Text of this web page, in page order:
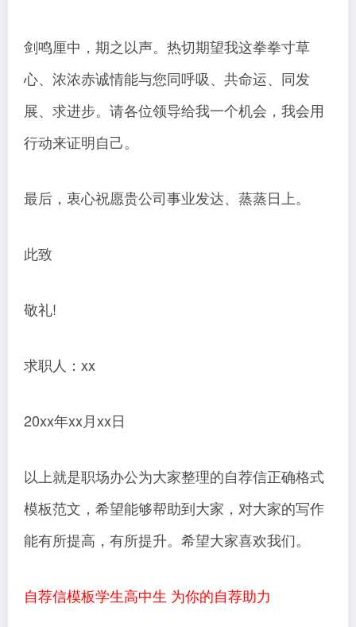
剑鸣厘中，期之以声。热切期望我这拳拳寸草
心、浓浓赤诚情能与您同呼吸、共命运、同发
展、求进步。请各位领导给我一个机会，我会用
行动来证明自己。
最后，衷心祝愿贵公司事业发达、蒸蒸日上。
此致
敬礼!
求职人：xx
20xx年xx月xx日
以上就是职场办公为大家整理的自荐信正确格式
模板范文，希望能够帮助到大家，对大家的写作
能有所提高，有所提升。希望大家喜欢我们。
自荐信模板学生高中生 为你的自荐助力